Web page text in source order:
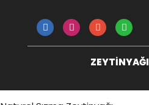
ZEYTINYAĞI